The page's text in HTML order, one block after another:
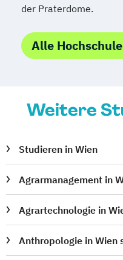
der Praterdome.
Alle
Weitere
Studieren in Wien
Agrarmanagement in
Agrartechnologie in
Anthropologie in Wien